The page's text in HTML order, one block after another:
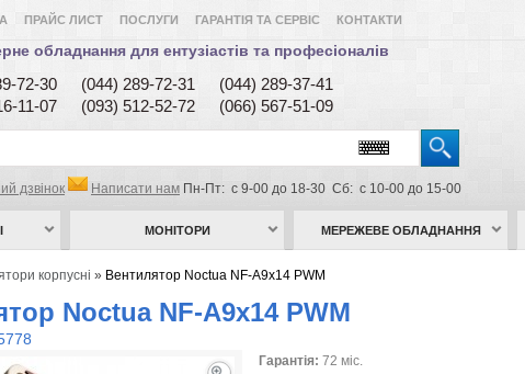
ПРАЙС ЛИСТ ПОСЛУГИ ГАРАНТІЯ ТА СЕРВІС КОНТАКТИ
обладнання для ентузіастів та професіоналів
72-30 (044) 289-72-31
(044) 289-37-41
11-07
(093) 512-52-72
(066) 567-51-09
дзвінок Написати нам Пн-Пт: с 9-00 до 18-30 Сб: с 10-00 до 15-00
МОНІТОРИ МЕРЕЖЕВЕ ОБЛАДНАННЯ
корпусні » Вентилятор Noctua NF-A9x14 PWM
Noctua NF-A9x14 PWM
Гарантія: 72 міс.